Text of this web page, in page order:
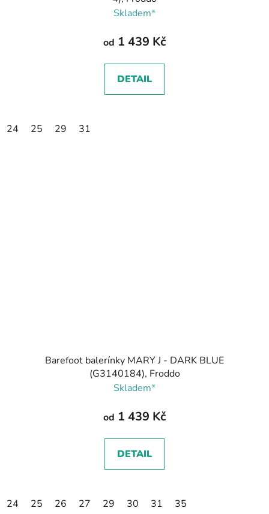
Skladem*
od 1 439 Kč
DETAIL
24 25 29 31
Barefoot balerínky MARY J - DARK BLUE
(G3140184), Froddo
Skladem*
od 1 439 Kč
DETAIL
24 25 26 27 29 30 31 35